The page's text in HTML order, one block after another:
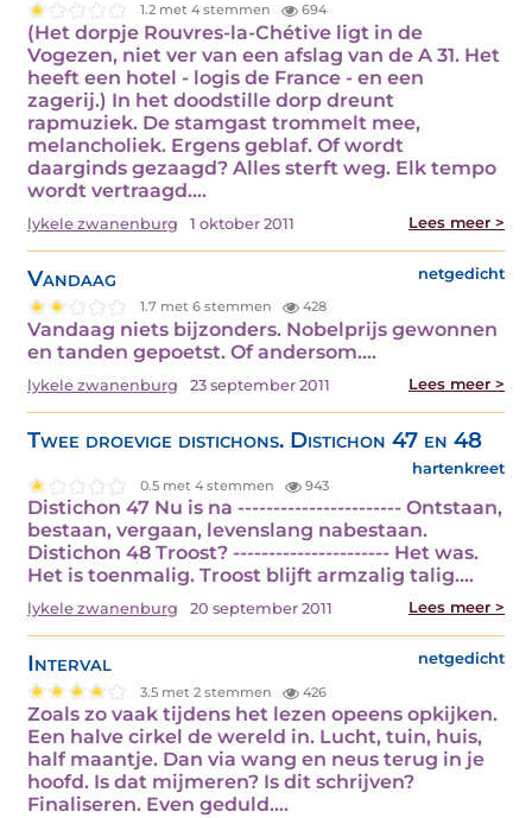
1.2 met 4 stemmen 694
(Het dorpje Rouvres-la-Chétive ligt in de
Vogezen, niet ver van een afslag van de A 31. Het
heeft een hotel - logis de France - en een
zagerij.) In het doodstille dorp dreunt
rapmuziek. De stamgast trommelt mee,
melancholiek. Ergens geblaf. Of wordt
daarginds gezaagd? Alles sterft weg. Elk tempo
wordt vertraagd.…
lykele zwanenburg 1 oktober 2011 Lees meer >
Vandaag netgedicht
1.7 met 6 stemmen 428
Vandaag niets bijzonders. Nobelprijs gewonnen
en tanden gepoetst. Of andersom.…
lykele zwanenburg 23 september 2011 Lees meer >
Twee droevige distichons. Distichon 47 en 48
hartenkreet
0.5 met 4 stemmen 943
Distichon 47 Nu is na ----------------------- Ontstaan,
bestaan, vergaan, levenslang nabestaan.
Distichon 48 Troost? ---------------------- Het was.
Het is toenmalig. Troost blijft armzalig talig.…
lykele zwanenburg 20 september 2011 Lees meer >
Interval netgedicht
3.5 met 2 stemmen 426
Zoals zo vaak tijdens het lezen opeens opkijken.
Een halve cirkel de wereld in. Lucht, tuin, huis,
half maantje. Dan via wang en neus terug in je
hoofd. Is dat mijmeren? Is dit schrijven?
Finaliseren. Even geduld.…